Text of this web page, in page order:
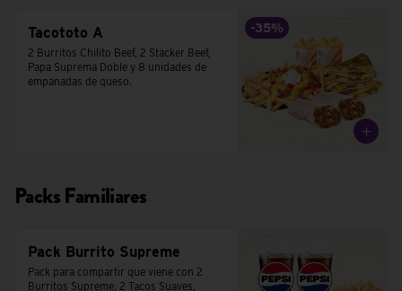
-35%
Tacototo A
2 Burritos Chilito Beef, 2 Stacker Beef,
Papa Suprema Doble y 8 unidades de
empanadas de queso.
Packs Familiares
Pack Burrito Supreme
Pack para compartir que viene con 2
Burritos Supreme, 2 Tacos Suaves,